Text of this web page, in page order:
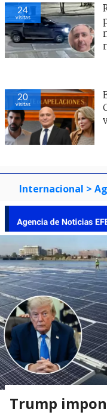
24
visitas
20
visitas
Internacional >
Trump